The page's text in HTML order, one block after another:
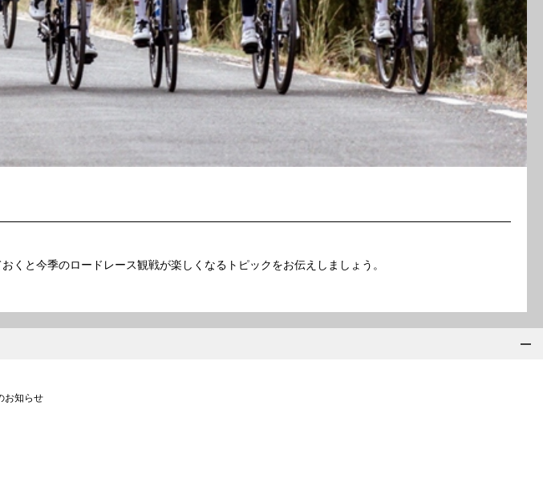
と今季のロードレース観戦が楽しくなるトピックをお伝えしましょう。
お知らせ